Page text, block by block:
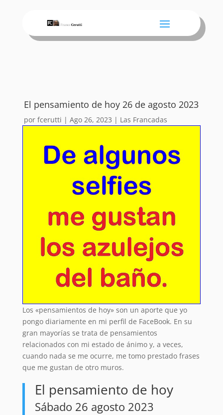
El pensamiento de hoy 26 de agosto 2023
porfcerutti |Ago 26, 2023 | Las Francadas
Los «pensamientos de hoy» son un aporte que yo
pongo diariamente en mi perfil de FaceBook. En su
gran mayorías se trata de pensamientos
relacionados con mi estado de ánimo y, a veces,
cuando nada se me ocurre, me tomo prestado frases
que me gustan de otro muros.
El pensamiento de hoy
Sábado 26 agosto 2023